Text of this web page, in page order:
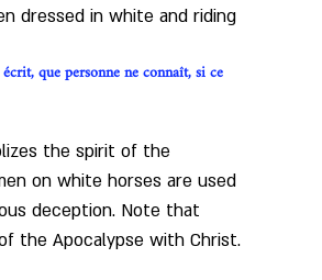
dressed in white and riding
que personne ne connaît, si ce
the spirit of the
on white horses are used
deception. Note that
the Apocalypse with Christ.